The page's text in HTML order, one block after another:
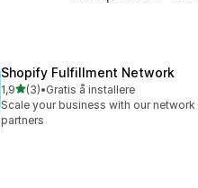
Shopify Fulfillment Network
1,9av 5 stjerner
(3)
Totalt 3 omtaler
•Gratis å installere
Scale your business with our
partners